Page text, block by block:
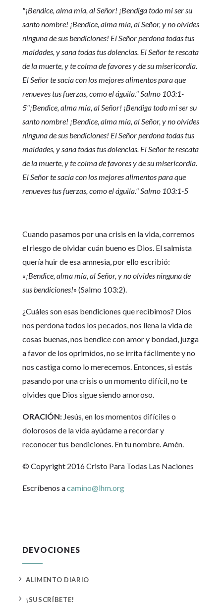
"¡Bendice, alma mía, al Señor! ¡Bendiga todo mi ser su
santo nombre! ¡Bendice, alma mía, al Señor, y no olvides
ninguna de sus bendiciones! El Señor perdona todas tus
maldades, y sana todas tus dolencias. El Señor te rescata
de la muerte, y te colma de favores y de su misericordia.
El Señor te sacia con los mejores alimentos para que
renueves tus fuerzas, como el águila." Salmo 103:1-
5"¡Bendice, alma mía, al Señor! ¡Bendiga todo mi ser su
santo nombre! ¡Bendice, alma mía, al Señor, y no olvides
ninguna de sus bendiciones! El Señor perdona todas tus
maldades, y sana todas tus dolencias. El Señor te rescata
de la muerte, y te colma de favores y de su misericordia.
El Señor te sacia con los mejores alimentos para que
renueves tus fuerzas, como el águila." Salmo 103:1-5
Cuando pasamos por una crisis en la vida, corremos
el riesgo de olvidar cuán bueno es Dios. El salmista
quería huir de esa amnesia, por ello escribió:
«¡Bendice, alma mía, al Señor, y no olvides ninguna de
sus bendiciones!» (Salmo 103:2).
¿Cuáles son esas bendiciones que recibimos? Dios
nos perdona todos los pecados, nos llena la vida de
cosas buenas, nos bendice con amor y bondad, juzga
a favor de los oprimidos, no se irrita fácilmente y no
nos castiga como lo merecemos. Entonces, si estás
pasando por una crisis o un momento difícil, no te
olvides que Dios sigue siendo amoroso.
ORACIÓN:Jesús, en los momentos difíciles o
dolorosos de la vida ayúdame a recordar y
reconocer tus bendiciones. En tu nombre. Amén.
© Copyright 2016 Cristo Para Todas Las Naciones
Escríbenos acamino@lhm.org
DEVOCIONES
5 ALIMENTO DIARIO
5 ¡SUSCRÍBETE!